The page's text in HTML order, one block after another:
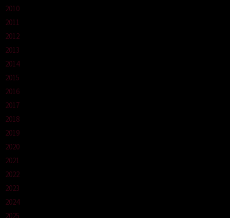
2010
2011
2012
2013
2014
2015
2016
2017
2018
2019
2020
2021
2022
2023
2024
2025